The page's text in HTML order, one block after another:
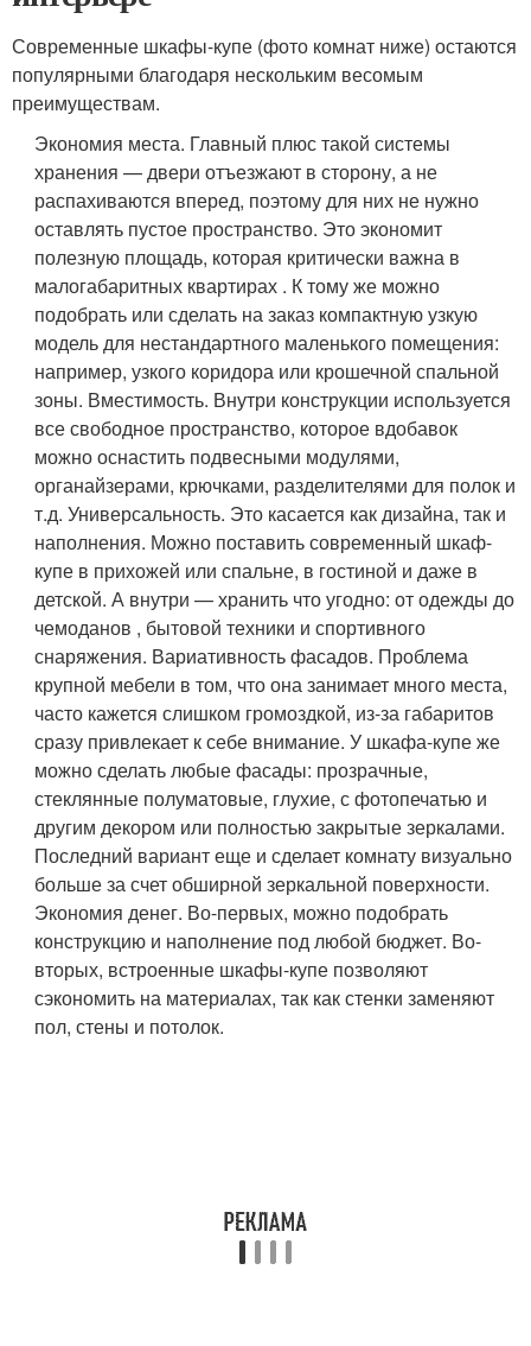
Современные шкафы-купе (фото комнат ниже) остаются
популярными благодаря нескольким весомым
преимуществам.
Экономия места. Главный плюс такой системы
хранения — двери отъезжают в сторону, а не
распахиваются вперед, поэтому для них не нужно
оставлять пустое пространство. Это экономит
полезную площадь, которая критически важна в
малогабаритных квартирах . К тому же можно
подобрать или сделать на заказ компактную узкую
модель для нестандартного маленького помещения:
например, узкого коридора или крошечной спальной
зоны. Вместимость. Внутри конструкции используется
все свободное пространство, которое вдобавок
можно оснастить подвесными модулями,
органайзерами, крючками, разделителями для полок и
т.д.Универсальность. Это касается как дизайна, так и
наполнения. Можно поставить современный шкаф-
купе в прихожей или спальне, в гостиной и даже в
детской. А внутри — хранить что угодно: от одежды до
чемоданов , бытовой техники и спортивного
снаряжения. Вариативность фасадов. Проблема
крупной мебели в том, что она занимает много места,
часто кажется слишком громоздкой, из-за габаритов
сразу привлекает к себе внимание. У шкафа-купе же
можно сделать любые фасады: прозрачные,
стеклянные полуматовые, глухие, с фотопечатью и
другим декором или полностью закрытые зеркалами.
Последний вариант еще и сделает комнату визуально
больше за счет обширной зеркальной поверхности.
Экономия денег. Во-первых, можно подобрать
конструкцию и наполнение под любой бюджет. Во-
вторых, встроенные шкафы-купе позволяют
сэкономить на материалах, так как стенки заменяют
пол, стены и потолок.